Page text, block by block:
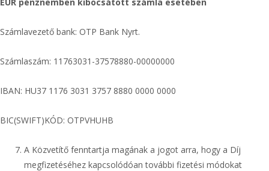
Számlavezető bank: OTP Bank Nyrt.
Számlaszám: 11763031-37578880-00000000
IBAN: HU37 1176 3031 3757 8880 0000 0000
BIC(SWIFT)KÓD: OTPVHUHB
A Közvetítő fenntartja magának a jogot arra, hogy a Díj
megfizetéséhez kapcsolódóan további fizetési módokat